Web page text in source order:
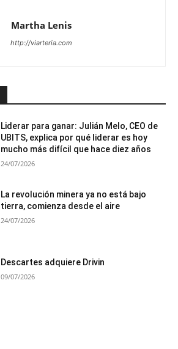
Martha Lenis
http://viarteria.com
Liderar para ganar: Julián Melo, CEO de
UBITS, explica por qué liderar es hoy
mucho más difícil que hace diez años
24/07/2026
La revolución minera ya no está bajo
tierra, comienza desde el aire
24/07/2026
Descartes adquiere Drivin
09/07/2026